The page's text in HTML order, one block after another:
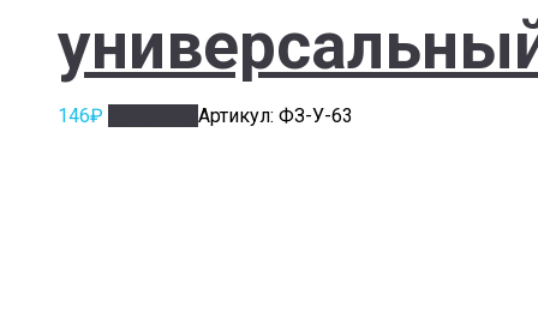
146₽ Артикул: ФЗ-У-63